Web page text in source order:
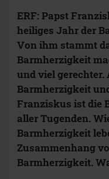
ERF: Papst
heiliges Jahr der
Von ihm stammt
Barmherzigkeit
und viel
Barmherzigkeit
Franziskus ist die
aller Tugenden.
Barmherzigkeit
Zusammenhang
Barmherzigkeit.